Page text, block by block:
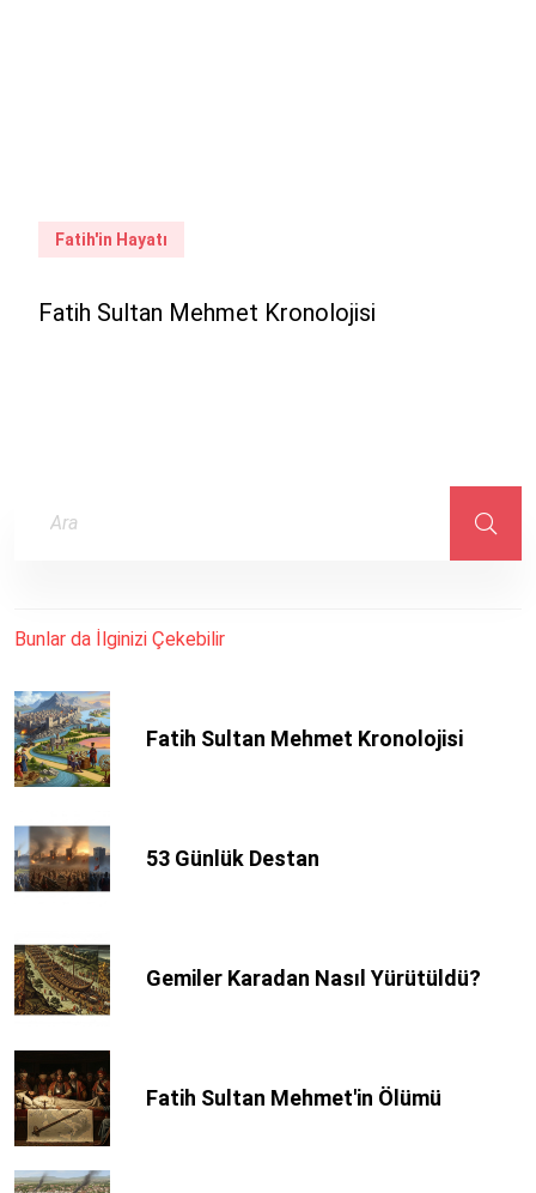
Fatih'in Hayatı
Fatih Sultan Mehmet Kronolojisi
Bunlar da İlginizi Çekebilir
Fatih Sultan Mehmet Kronolojisi
53 Günlük Destan
Gemiler Karadan Nasıl Yürütüldü?
Fatih Sultan Mehmet'in Ölümü